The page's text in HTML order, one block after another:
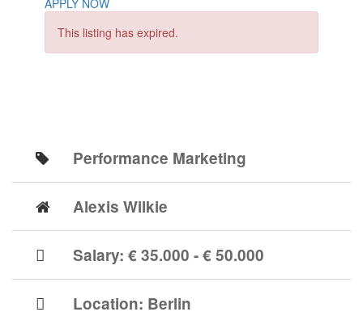
APPLY NOW
This listing has expired.
Performance Marketing
Alexis Wilkie
Salary: € 35.000 - € 50.000
Location: Berlin